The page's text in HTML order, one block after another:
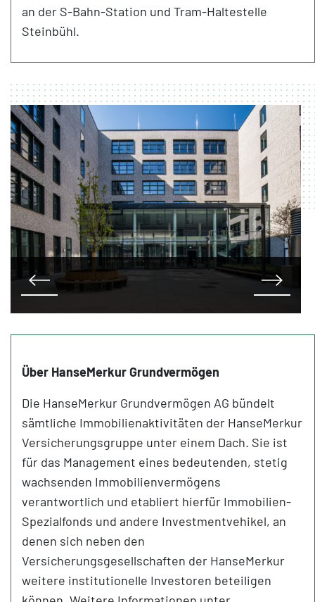
an der S-Bahn-Station und Tram-Haltestelle
Steinbühl.
Über HanseMerkur Grundvermögen
Die HanseMerkur Grundvermögen AG bündelt
sämtliche Immobilienaktivitäten der HanseMerkur
Versicherungsgruppe unter einem Dach. Sie ist
für das Management eines bedeutenden, stetig
wachsenden Immobilienvermögens
verantwortlich und etabliert hierfür Immobilien-
Spezialfonds und andere Investmentvehikel, an
denen sich neben den
Versicherungsgesellschaften der HanseMerkur
weitere institutionelle Investoren beteiligen